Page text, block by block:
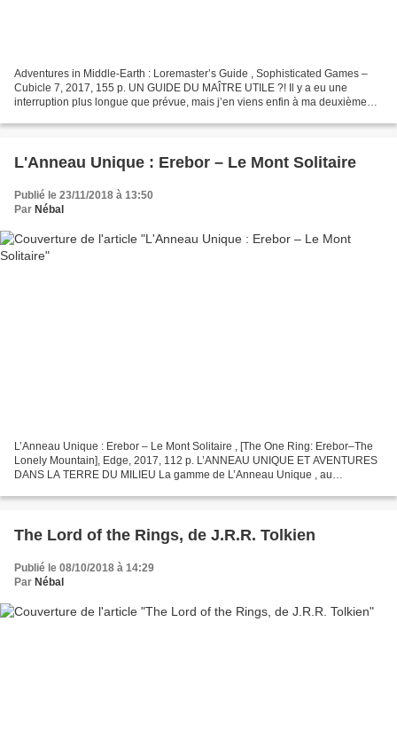
Adventures in Middle-Earth : Loremaster’s Guide , Sophisticated Games –
Cubicle 7, 2017, 155 p. UN GUIDE DU MAÎTRE UTILE ?! Il y a eu une
interruption plus longue que prévue, mais j’en viens enfin à ma deuxième
L'Anneau Unique : Erebor – Le Mont Solitaire
Publié le 23/11/2018 à 13:50
Par Nébal
L’Anneau Unique : Erebor – Le Mont Solitaire , [The One Ring: Erebor–The
Lonely Mountain], Edge, 2017, 112 p. L’ANNEAU UNIQUE ET AVENTURES
DANS LA TERRE DU MILIEU La gamme de L’Anneau Unique , au
The Lord of the Rings, de J.R.R. Tolkien
Publié le 08/10/2018 à 14:29
Par Nébal